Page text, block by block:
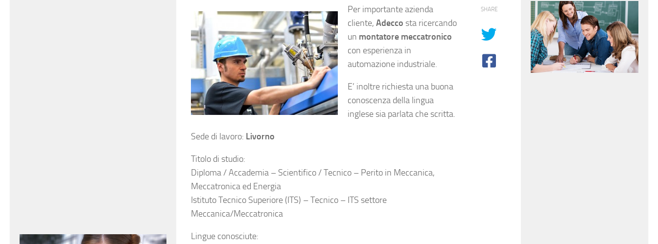
Per importante azienda
cliente, Adecco sta ricercando
un montatore meccatronico
con esperienza in
automazione industriale.
E’ inoltre richiesta una buona
conoscenza della lingua
inglese sia parlata che scritta.
Sede di lavoro: Livorno
Titolo di studio:
Diploma / Accademia – Scientifico / Tecnico – Perito in Meccanica,
Meccatronica ed Energia
Istituto Tecnico Superiore (ITS) – Tecnico – ITS settore
Meccanica/Meccatronica
Lingue conosciute:
SHARE
tua
città